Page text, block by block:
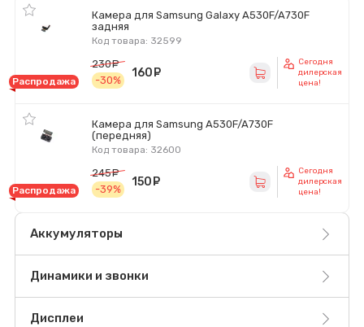
Камера для Samsung Galaxy A530F/A730F
задняя
Код товара: 32599
Распродажа
230
-30%
160
Сегодня
дилерская
цена!
Камера для Samsung A530F/A730F
(передняя)
Код товара: 32600
Распродажа
245
-39%
150
Сегодня
дилерская
цена!
Аккумуляторы
Динамики и звонки
Дисплеи